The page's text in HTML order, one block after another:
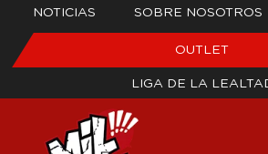
NOTICIAS SOBRE NOSOTROS
OUTLET
LIGA DE LA